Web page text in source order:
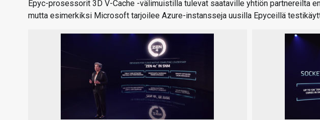
Epyc-prosessorit 3D V-Cache -välimuistilla tulevat saataville yhtiön partnereilta
mutta esimerkiksi Microsoft tarjoilee Azure-instansseja uusilla Epyceillä